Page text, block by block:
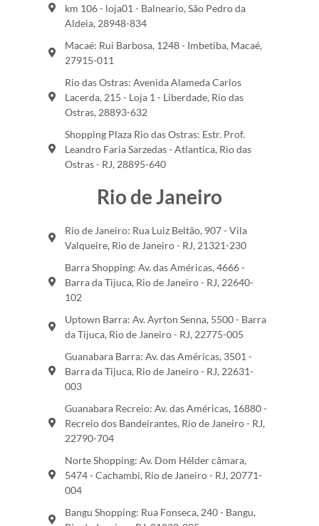
km 106 - loja01 - Balneario, São Pedro da
Aldeia, 28948-834
Macaé: Rui Barbosa, 1248 - Imbetiba, Macaé,
27915-011
Rio das Ostras: Avenida Alameda Carlos
Lacerda, 215 - Loja 1 - Liberdade, Rio das
Ostras, 28893-632
Shopping Plaza Rio das Ostras: Estr. Prof.
Leandro Faria Sarzedas - Atlantica, Rio das
Ostras - RJ, 28895-640
Rio de Janeiro
Rio de Janeiro: Rua Luiz Beltão, 907 - Vila
Valqueire, Rio de Janeiro - RJ, 21321-230
Barra Shopping: Av. das Américas, 4666 -
Barra da Tijuca, Rio de Janeiro - RJ, 22640-
102
Uptown Barra: Av. Ayrton Senna, 5500 - Barra
da Tijuca, Rio de Janeiro - RJ, 22775-005
Guanabara Barra: Av. das Américas, 3501 -
Barra da Tijuca, Rio de Janeiro - RJ, 22631-
003
Guanabara Recreio: Av. das Américas, 16880 -
Recreio dos Bandeirantes, Rio de Janeiro - RJ,
22790-704
Norte Shopping: Av. Dom Hélder câmara,
5474 - Cachambi, Rio de Janeiro - RJ, 20771-
004
Bangu Shopping: Rua Fonseca, 240 - Bangu,